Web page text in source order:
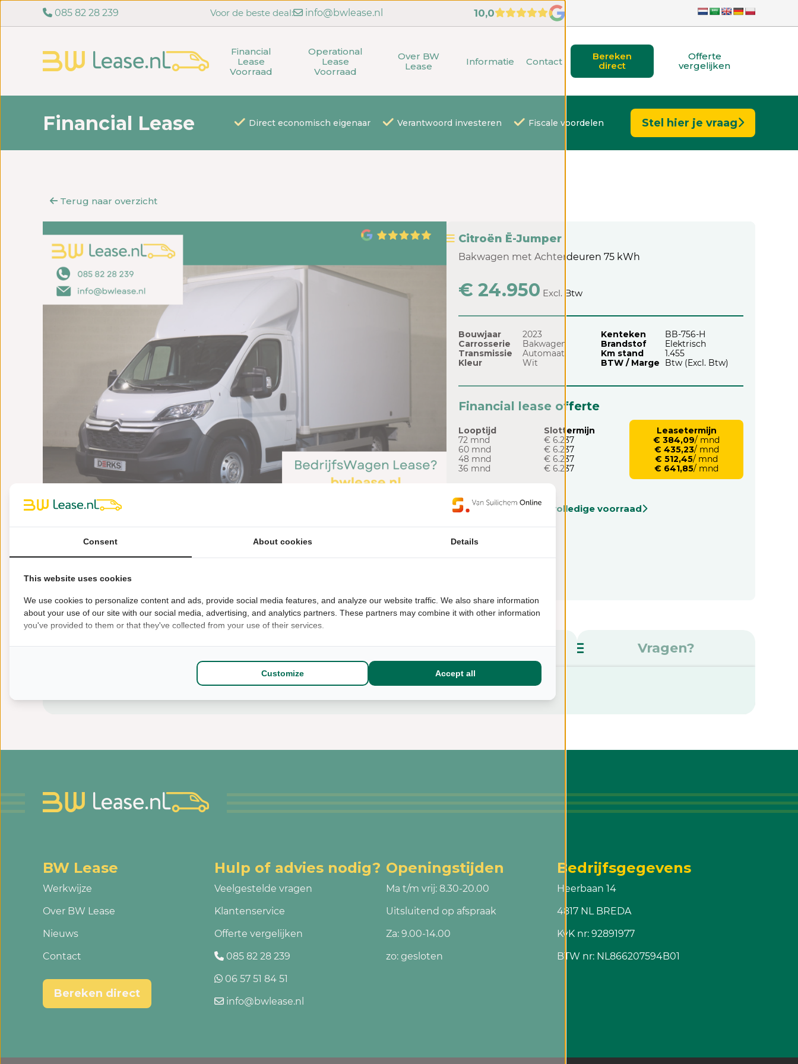
Consent About cookies Details
This website uses cookies
We use cookies to personalize content and ads, provide social media features, and analyze our website traffic. We also share information
about your use of our site with our social media, advertising, and analytics partners. These partners may combine it with other information
you've provided to them or that they've collected from your use of their services.
Customize Accept all
085 82 28 239 Voor de beste deal: info@bwlease.nl 10,0
Financial
Lease
Voorraad
Operational
Lease
Voorraad
Over BW
Lease
Informatie Contact
Bereken
direct
Offerte
vergelijken
Financial Lease Direct economisch eigenaar Verantwoord investeren Fiscale voordelen Stel hier je vraag
Terug naar overzicht
Citroën Ë-Jumper
Bakwagen met Achterdeuren 75 kWh
€ 24.950 Excl. Btw
Bouwjaar
2023
Carrosserie
Bakwagen
Transmissie
Automaat
Kleur
Wit
Kenteken
BB-756-H
Brandstof
Elektrisch
Km stand
1.455
BTW / Marge
Btw (Excl. Btw)
Financial lease offerte
Looptijd
72 mnd
60 mnd
48 mnd
36 mnd
Slottermijn
€ 6.237
€ 6.237
€ 6.237
€ 6.237
Leasetermijn
€ 384,09/ mnd
€ 435,23/ mnd
€ 512,45/ mnd
€ 641,85/ mnd
Of bekijk hier onze volledige voorraad
Bereken... Omschrijving Aflever opties Vragen?
BW Lease
Werkwijze
Over BW Lease
Nieuws
Contact
Bereken direct
Hulp of advies nodig?
Veelgestelde vragen
Klantenservice
Offerte vergelijken
085 82 28 239
06 57 51 84 51
info@bwlease.nl
Openingstijden
Ma t/m vrij: 8.30-20.00
Uitsluitend op afspraak
Za: 9.00-14.00
zo: gesloten
Bedrijfsgegevens
Heerbaan 14
4817 NL BREDA
KvK nr: 92891977
BTW nr: NL866207594B01